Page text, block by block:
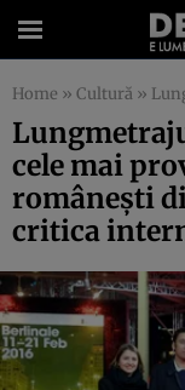
Home » Cultură »
cele mai
româneşti
critica